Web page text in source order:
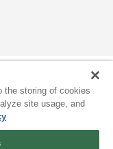
the storing of cookies
site usage, and